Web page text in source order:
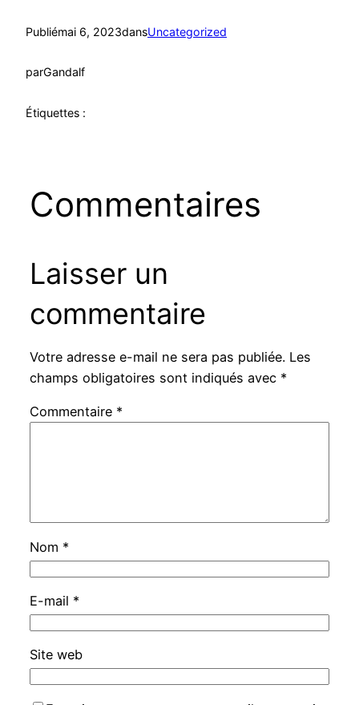
Publiémai 6, 2023dansUncategorized
parGandalf
Étiquettes :
Commentaires
Laisser un
commentaire
Votre adresse e-mail ne sera pas publiée. Les
champs obligatoires sont indiqués avec *
Commentaire *
Nom *
E-mail *
Site web